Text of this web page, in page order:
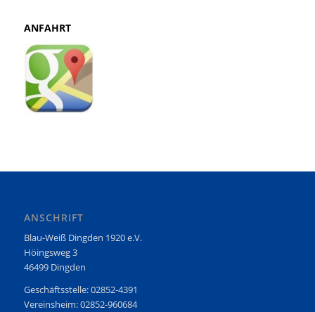
ANFAHRT
ANSCHRIFT
Blau-Weiß Dingden 1920 e.V.
Höingsweg 3
46499 Dingden
Geschäftsstelle: 02852-4391
Vereinsheim: 02852-960684